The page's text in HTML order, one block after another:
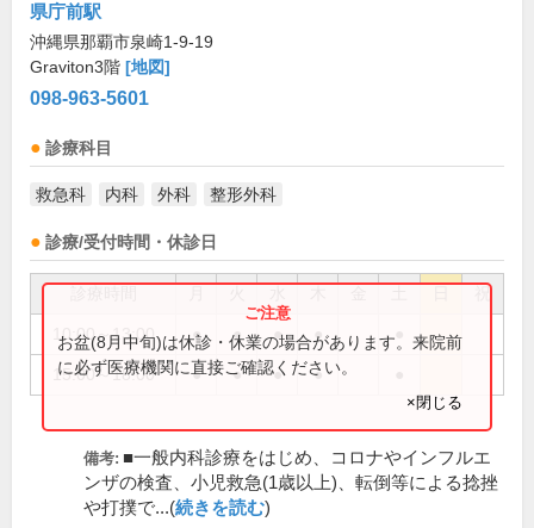
県庁前駅
沖縄県那覇市泉崎1-9-19
Graviton3階 [地図]
098-963-5601
診療科目
救急科 内科 外科 整形外科
診療/受付時間・休診日
祝
10:00～13:00 ● ● ● ●
15:00～18:00 ● ● ● ●
お盆(8月中旬)は休診・休業の場合があります。来院前
に必ず医療機関に直接ご確認ください。
×閉じる
備考: ■一般内科診療をはじめ、コロナやインフルエ
ンザの検査、小児救急(1歳以上)、転倒等による捻挫
や打撲で...(続きを読む)